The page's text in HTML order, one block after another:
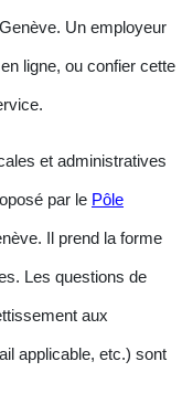
Un employeur
ligne, ou confier cette
et administratives
par le Pôle
Il prend la forme
Les questions de
aux
applicable, etc.) sont